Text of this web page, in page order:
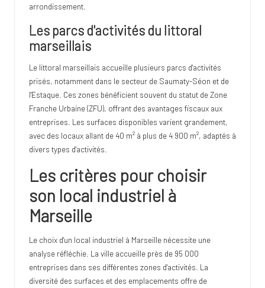
arrondissement.
Les parcs d'activités du littoral
marseillais
Le littoral marseillais accueille plusieurs parcs d'activités
prisés, notamment dans le secteur de Saumaty-Séon et de
l'Estaque. Ces zones bénéficient souvent du statut de Zone
Franche Urbaine (ZFU), offrant des avantages fiscaux aux
entreprises. Les surfaces disponibles varient grandement,
avec des locaux allant de 40 m² à plus de 4 900 m², adaptés à
divers types d'activités.
Les critères pour choisir
son local industriel à
Marseille
Le choix d'un local industriel à Marseille nécessite une
analyse réfléchie. La ville accueille près de 95 000
entreprises dans ses différentes zones d'activités. La
diversité des surfaces et des emplacements offre de